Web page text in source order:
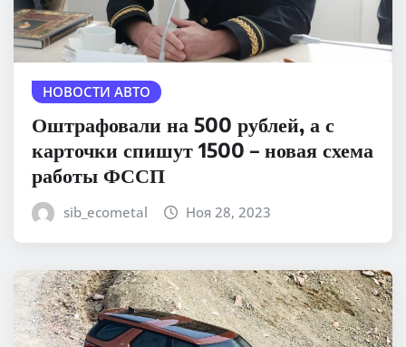
НОВОСТИ АВТО
Оштрафовали на 500 рублей, а с
карточки спишут 1500 – новая схема
работы ФССП
sib_ecometal Ноя 28, 2023